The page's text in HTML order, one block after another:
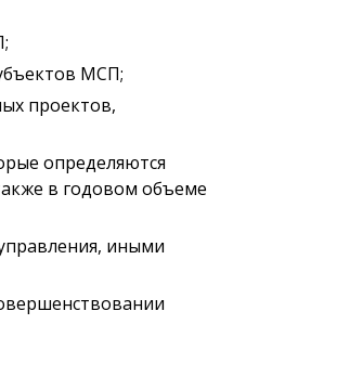
МСП;
проектов,
определяются
в годовом объеме
иными